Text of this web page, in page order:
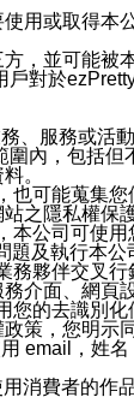
用或取得本
，並可能
對於
服務或
內，包括
。
可能蒐集
之隱私權保
公司可使
及執行本
夥伴交叉
面、網頁
的去識別
，您明示
email，姓
費者的作